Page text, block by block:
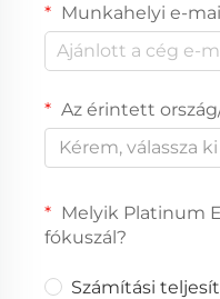
Munkahelyi e-
Az érintett
Kérem, válassza ki
Melyik Platinum
fókuszál?
Számítási